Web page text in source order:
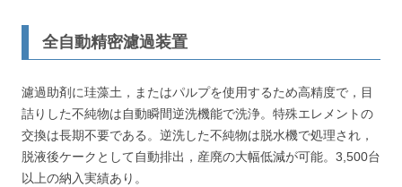
全自動精密濾過装置
濾過助剤に珪藻土，またはパルプを使用するため高精度で，目
詰りした不純物は自動瞬間逆洗機能で洗浄。特殊エレメントの
交換は長期不要である。逆洗した不純物は脱水機で処理され，
脱液後ケークとして自動排出，産廃の大幅低減が可能。3,500台
以上の納入実績あり。